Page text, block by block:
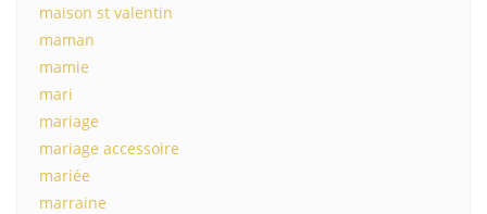
maison st valentin
maman
mamie
mari
mariage
mariage accessoire
mariée
marraine